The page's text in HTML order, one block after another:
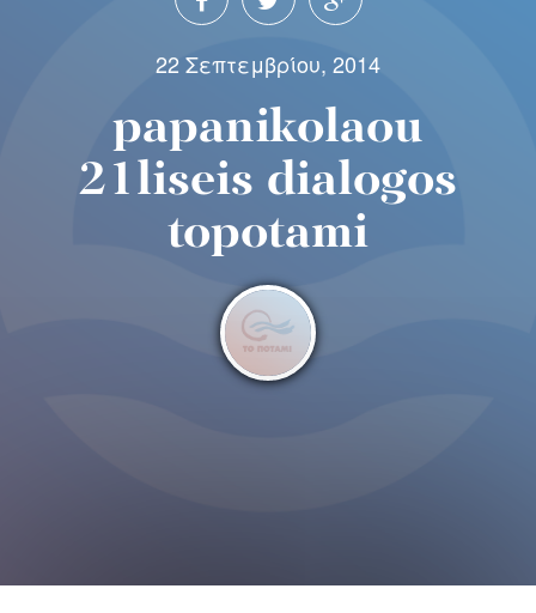
22 Σεπτεμβρίου, 2014
papanikolaou
21liseis dialogos
topotami